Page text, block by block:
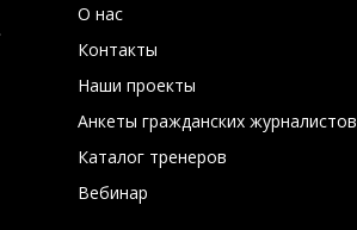
О нас
Контакты
Наши проекты
Анкеты гражданских журналистов
Каталог тренеров
Вебинар